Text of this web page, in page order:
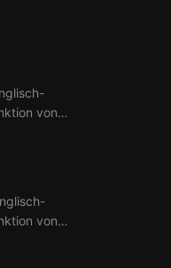
von
von